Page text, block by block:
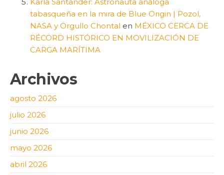
tabasqueña en la mira de Blue Origin | Pozol,
NASA y Orgullo Chontal en MÉXICO CERCA DE
RÉCORD HISTÓRICO EN MOVILIZACIÓN DE
CARGA MARÍTIMA
Archivos
agosto 2026
julio 2026
junio 2026
mayo 2026
abril 2026